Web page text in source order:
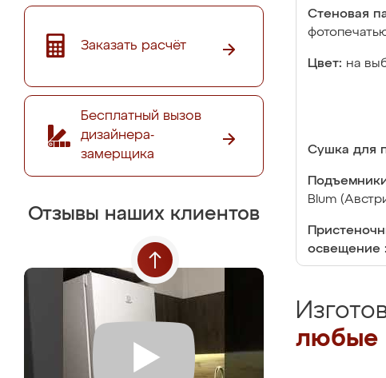
Заказать расчёт
Бесплатный вызов
дизайнера-
замерщика
Отзывы наших клиентов
Стеновая
Цвет: на
Сушка для
Blum
освещение :
любые